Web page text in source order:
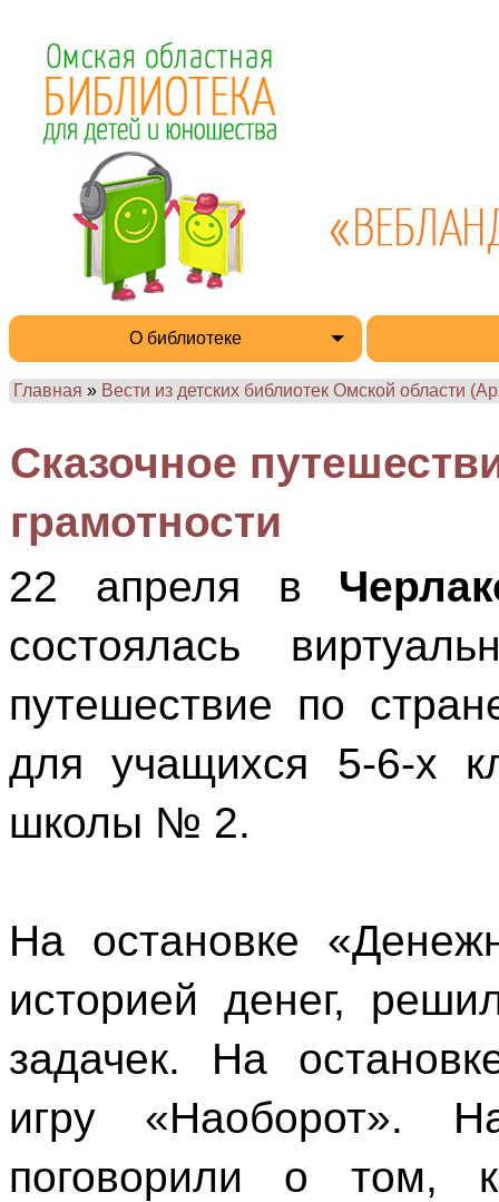
О библиотеке
Главная » Вести из детских библиотек Омской области
Сказочное
грамотности
22 апреля в
состоялась
путешествие по
для учащихся 5-6-х
школы № 2.
На остановке
историей денег,
задачек. На
игру «Наоборот».
поговорили о том,